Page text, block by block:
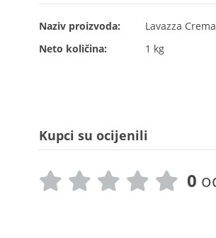
Naziv proizvoda:
Lavazza
Neto količina:
1 kg
Kupci su ocijenili
0